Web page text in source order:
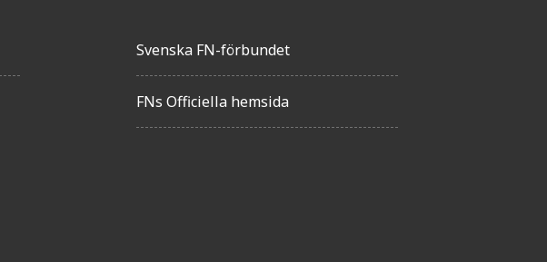
Svenska FN-förbundet
FNs Officiella hemsida